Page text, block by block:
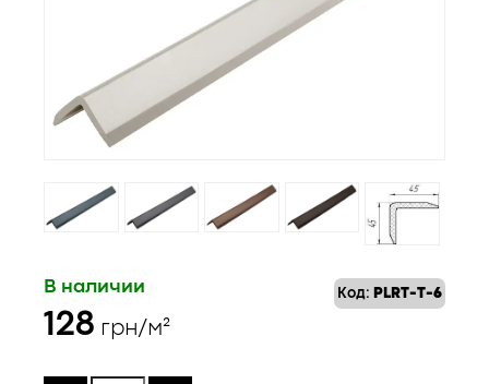
Код: PLRT-T-6
В наличии
128 грн/м²